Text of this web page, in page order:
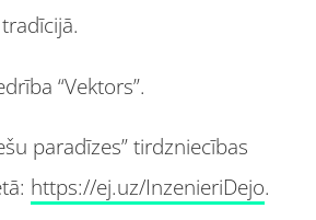
“Vektors”.
paradīzes” tirdzniecības
https://ej.uz/InzenieriDejo.